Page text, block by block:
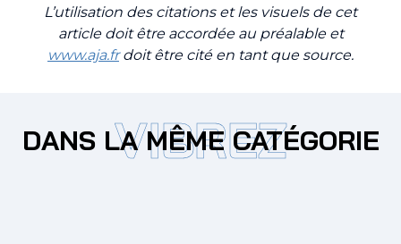
L’utilisation des citations et les visuels de cet
article doit être accordée au préalable et
www.aja.frdoit être cité en tant que source.
VIBREZ
DANS LA MÊME CATÉGORIE